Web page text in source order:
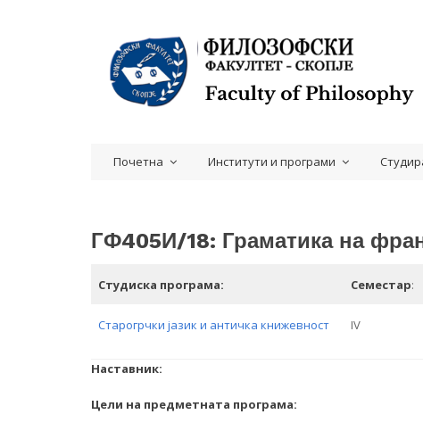
Почетна Институти и програми
ГФ405И/18: Граматика на
Студиска програма: Семестар:
Старогрчки јазик и античка книжевност IV
Наставник:
Цели на предметната програма: